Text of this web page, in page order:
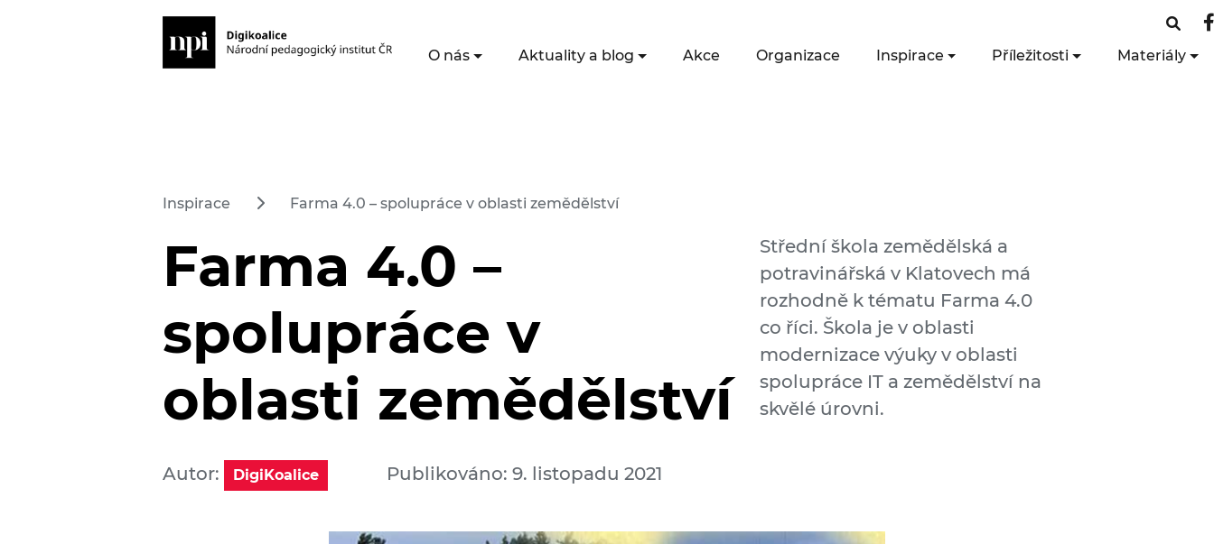
O nás Aktuality a blog Akce Organizace Inspirace Příležitosti Materiály
Inspirace Farma 4.0 – spolupráce v oblasti zemědělství
Farma 4.0 –
spolupráce v
oblasti zemědělství
Autor: DigiKoalice Publikováno: 9. listopadu 2021
Střední škola zemědělská a
potravinářská v Klatovech má
rozhodně k tématu Farma 4.0
co říci. Škola je v oblasti
modernizace výuky v oblasti
spolupráce IT a zemědělství na
skvělé úrovni.